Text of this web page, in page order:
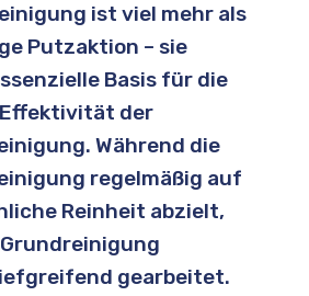
ist viel mehr als
Putzaktion – sie
Basis für die
der
Während die
regelmäßig auf
Reinheit abzielt,
gearbeitet.